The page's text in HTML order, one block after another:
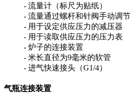
- 流量计（标尺为贴纸）
- 流量通过螺杆和针阀手动调节
- 用于设定供应压力的减压器
- 用于读取供应压力的压力表
- 炉子的连接装置
- 米长直径为9毫米的软管
- 进气快速接头（G1/4）
气瓶连接装置